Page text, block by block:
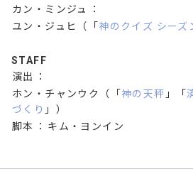
カン・ミンジュ
：
ユン・ジュヒ（「神のクイズ シーズ
STAFF
演出
：
ホン・チャンウク（「 神の天秤 」「
づくり 」）
脚本
： キム・ヨンイン